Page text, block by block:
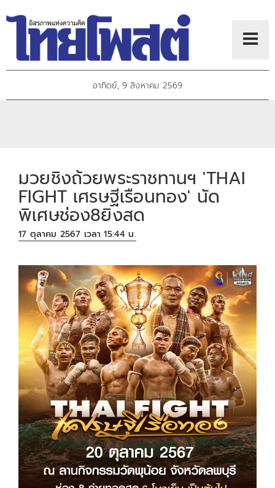
อาทิตย์, 9 สิงหาคม 2569
มวยชิงถ้วยพระราชทานฯ 'THAI
FIGHT เศรษฐีเรือนทอง' นัด
พิเศษช่อง8ยิงสด
17 ตุลาคม 2567 เวลา 15:44 น.